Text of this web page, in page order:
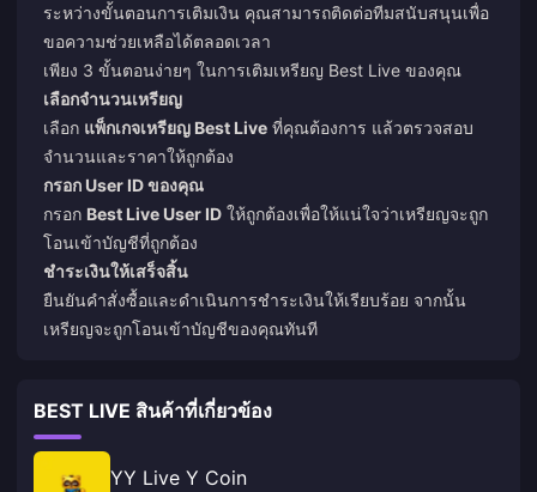
ระหว่างขั้นตอนการเติมเงิน คุณสามารถติดต่อทีมสนับสนุนเพื่อ
ขอความช่วยเหลือได้ตลอดเวลา
เพียง 3 ขั้นตอนง่ายๆ ในการเติมเหรียญ Best Live ของคุณ
เลือกจำนวนเหรียญ
เลือก แพ็กเกจเหรียญ Best Live ที่คุณต้องการ แล้วตรวจสอบ
จำนวนและราคาให้ถูกต้อง
กรอก User ID ของคุณ
กรอก Best Live User ID ให้ถูกต้องเพื่อให้แน่ใจว่าเหรียญจะถูก
โอนเข้าบัญชีที่ถูกต้อง
ชำระเงินให้เสร็จสิ้น
ยืนยันคำสั่งซื้อและดำเนินการชำระเงินให้เรียบร้อย จากนั้น
เหรียญจะถูกโอนเข้าบัญชีของคุณทันที
BEST LIVE สินค้าที่เกี่ยวข้อง
YY Live Y Coin